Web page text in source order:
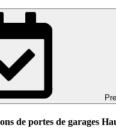
de portes de garages